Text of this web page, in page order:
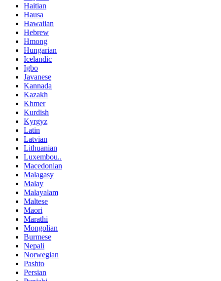
Haitian
Hausa
Hawaiian
Hebrew
Hmong
Hungarian
Icelandic
Igbo
Javanese
Kannada
Kazakh
Khmer
Kurdish
Kyrgyz
Latin
Latvian
Lithuanian
Luxembou..
Macedonian
Malagasy
Malay
Malayalam
Maltese
Maori
Marathi
Mongolian
Burmese
Nepali
Norwegian
Pashto
Persian